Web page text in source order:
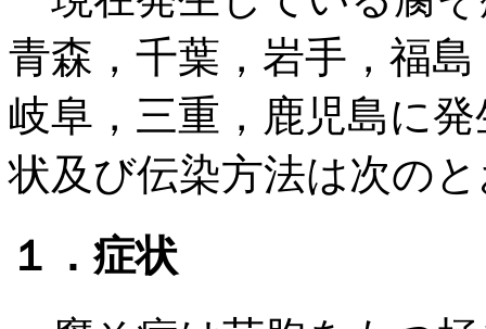
青森，千葉，岩手，福
岐阜，三重，鹿児島に
状及び伝染方法は次の
１．症状